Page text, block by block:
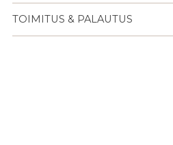
TOIMITUS & PALAUTUS